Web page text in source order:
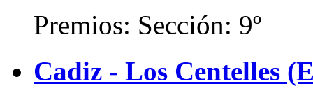
Premios: Sección: 9º
Cadiz - Los Centelles